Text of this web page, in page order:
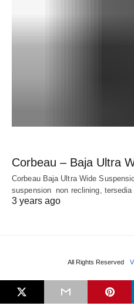
Corbeau – Baja Ultra
Corbeau Baja Ultra Wide
suspension non reclining, tersedia
3 years ago
All Rights Reserved